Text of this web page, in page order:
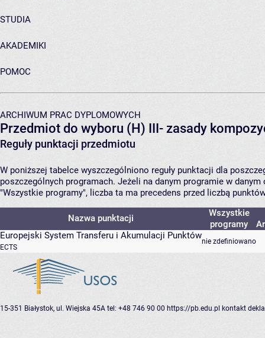
STUDIA
AKADEMIKI
POMOC
ARCHIWUM PRAC DYPLOMOWYCH
Przedmiot do wyboru (H) III- zasady
Reguły punktacji przedmiotu
W poniższej tabelce wyszczególniono reguły punktacji dla
poszczególnych programach. Jeżeli na danym programie w
"Wszystkie programy", liczba ta ma precedens przed liczbą
Nazwa punktacji
Wszystkie
programy
Europejski System Transferu i Akumulacji Punktów
ECTS
nie zdefiniowano
15-351 Białystok, ul. Wiejska 45A tel: +48 746 90 00 https://pb.edu.pl kontakt